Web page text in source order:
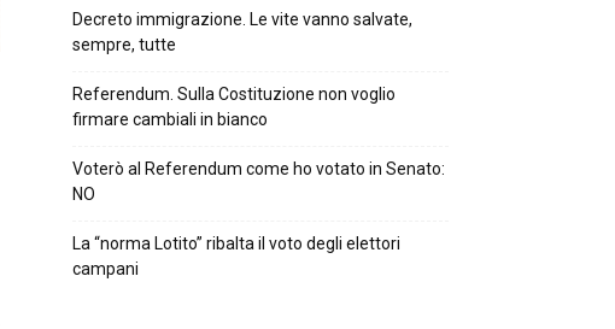
Decreto immigrazione. Le vite vanno salvate,
sempre, tutte
Referendum. Sulla Costituzione non voglio
firmare cambiali in bianco
Voterò al Referendum come ho votato in Senato:
NO
La “norma Lotito” ribalta il voto degli elettori
campani